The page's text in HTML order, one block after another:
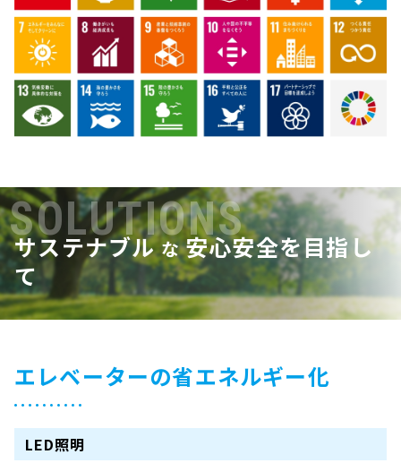
SOLUTIONS
サステナブル な 安心安全を目指し
て
エレベーターの省エネルギー化
LED照明